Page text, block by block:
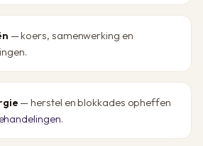
— koers, samenwerking en
— herstel en blokkades opheffen
.